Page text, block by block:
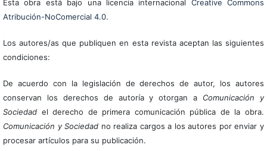
Esta obra está bajo una licencia internacional Creative Commons
Atribución-NoComercial 4.0.
Los autores/as que publiquen en esta revista aceptan las siguientes
condiciones:
De acuerdo con la legislación de derechos de autor, los autores
conservan los derechos de autoría y otorgan a Comunicación y
Sociedadel derecho de primera comunicación pública de la obra.
Comunicación y Sociedad no realiza cargos a los autores por enviar y
procesar artículos para su publicación.